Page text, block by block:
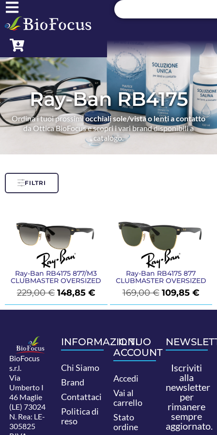
Ray-Ban RB4175
Ordina i tuoi prossimiocchiali sole/vista o lenti a contatto
da Ottica BioFocus e scopri i vari brand disponibili a
catalogo.
FILTRI
Ray-Ban RB4175 877/M3
CLUBMASTER OVERSIZED
229,00€ 148,85 €
Ray-Ban RB4175 877
CLUBMASTER OVERSIZED
169,00€ 109,85 €
BioFocus
s.r.l.
Via
Umberto I
46 Maglie
(LE) 73024
N. Rea: LE-
305825
INFORMAZIONI
Chi Siamo
Brand
Contattaci
Politica di
reso
IL TUO
ACCOUNT
Accedi
Vai al
carrello
Stato
ordine
Iscriviti
alla
newsletter
per
rimanere
sempre
aggiornato.